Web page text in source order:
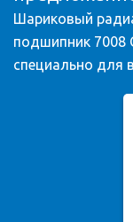
Шариковый
подшипник 7008
специально для